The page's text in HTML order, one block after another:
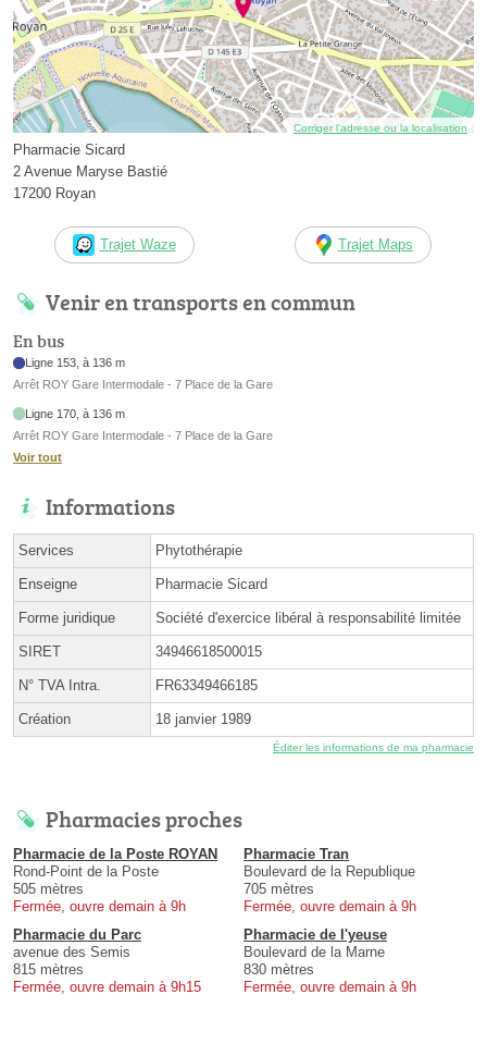
Corriger l’adresse ou la localisation
Pharmacie Sicard
2 Avenue Maryse Bastié
17200 Royan
Trajet Waze Trajet Maps
Venir en transports en commun
En bus
Ligne 153, à 136 m
Arrêt ROY Gare Intermodale - 7 Place de la Gare
Ligne 170, à 136 m
Arrêt ROY Gare Intermodale - 7 Place de la Gare
Voir tout
Informations
Services Phytothérapie
Enseigne Pharmacie Sicard
Forme juridique Société d'exercice libéral à responsabilité limitée
SIRET 34946618500015
N° TVA Intra. FR63349466185
Création 18 janvier 1989
Éditer les informations de ma pharmacie
Pharmacies proches
Pharmacie de la Poste ROYAN
Rond-Point de la Poste
505 mètres
Fermée, ouvre demain à 9h
Pharmacie Tran
Boulevard de la Republique
705 mètres
Fermée, ouvre demain à 9h
Pharmacie du Parc
avenue des Semis
815 mètres
Fermée, ouvre demain à 9h15
Pharmacie de l'yeuse
Boulevard de la Marne
830 mètres
Fermée, ouvre demain à 9h